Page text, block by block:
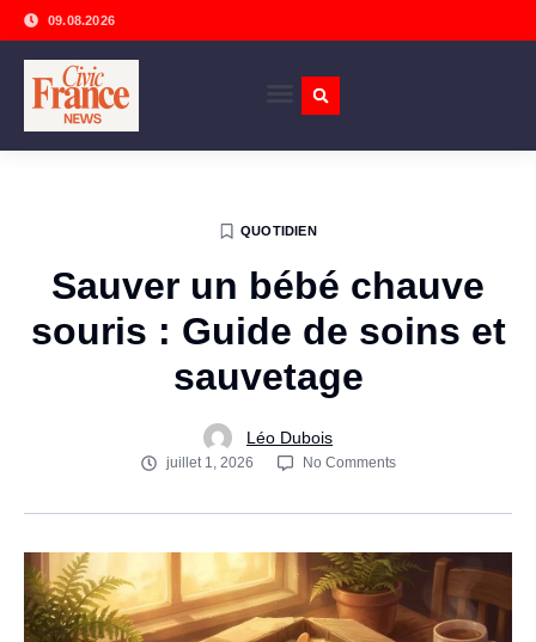
09.08.2026
QUOTIDIEN
Sauver un bébé chauve
souris : Guide de soins et
sauvetage
Léo Dubois
juillet 1, 2026 No Comments